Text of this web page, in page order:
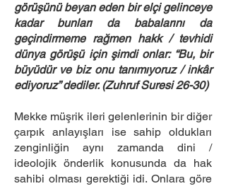
görüşünü beyan eden bir elçi gelinceye
kadar bunları da babalarını da
geçindirmeme rağmen hakk / tevhidi
dünya görüşü için şimdi onlar: “Bu, bir
büyüdür ve biz onu tanımıyoruz / inkâr
ediyoruz” dediler. (Zuhruf Suresi 26-30)
Mekke müşrik ileri gelenlerinin bir diğer
çarpık anlayışları ise sahip oldukları
zenginliğin aynı zamanda dini /
ideolojik önderlik konusunda da hak
sahibi olması gerektiği idi. Onlara göre